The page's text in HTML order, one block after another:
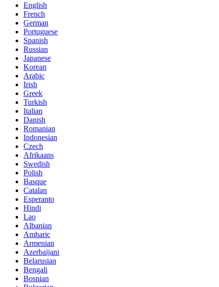
English
French
German
Portuguese
Spanish
Russian
Japanese
Korean
Arabic
Irish
Greek
Turkish
Italian
Danish
Romanian
Indonesian
Czech
Afrikaans
Swedish
Polish
Basque
Catalan
Esperanto
Hindi
Lao
Albanian
Amharic
Armenian
Azerbaijani
Belarusian
Bengali
Bosnian